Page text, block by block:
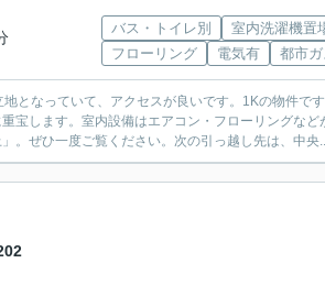
バス・トイレ別 室内洗濯機置
フローリング
電気有 都市ガ
となっていて、アクセスが良いです。1Kの物件で
宝します。室内設備はエアコン・フローリングなど
。ぜひ一度ご覧ください。次の引っ越し先は、中央